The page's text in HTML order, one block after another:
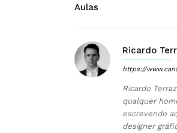
Aulas
Ricardo
https://
Ricardo
qualquer
escrevendo
designer